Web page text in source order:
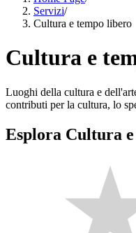
Servizi/
Cultura e tempo libero
Cultura e
Luoghi della cultura e
contributi per la cultura, lo
Esplora Cultura